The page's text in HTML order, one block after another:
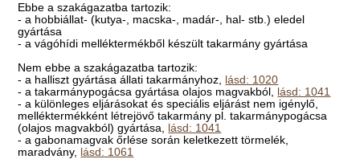
Ebbe a szakágazatba tartozik:
- a hobbiállat- (kutya-, macska-, madár-, hal- stb.) eledel
gyártása
- a vágóhídi melléktermékből készült takarmány gyártása
Nem ebbe a szakágazatba tartozik:
- a halliszt gyártása állati takarmányhoz, lásd: 1020
- a takarmánypogácsa gyártása olajos magvakból, lásd: 1041
- a különleges eljárásokat és speciális eljárást nem igénylő,
melléktermékként létrejövő takarmány pl. takarmánypogácsa
(olajos magvakból) gyártása, lásd: 1041
- a gabonamagvak őrlése során keletkezett törmelék,
maradvány, lásd: 1061